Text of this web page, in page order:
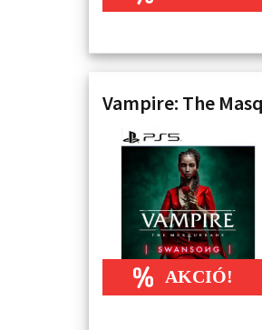
Vampire: The